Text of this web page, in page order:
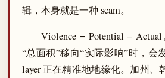
辑，本身就是一种 scam。
Violence = Potential −
“总面积”移向“实际影响”时，会
layer 正在精准地地缘化。加州、